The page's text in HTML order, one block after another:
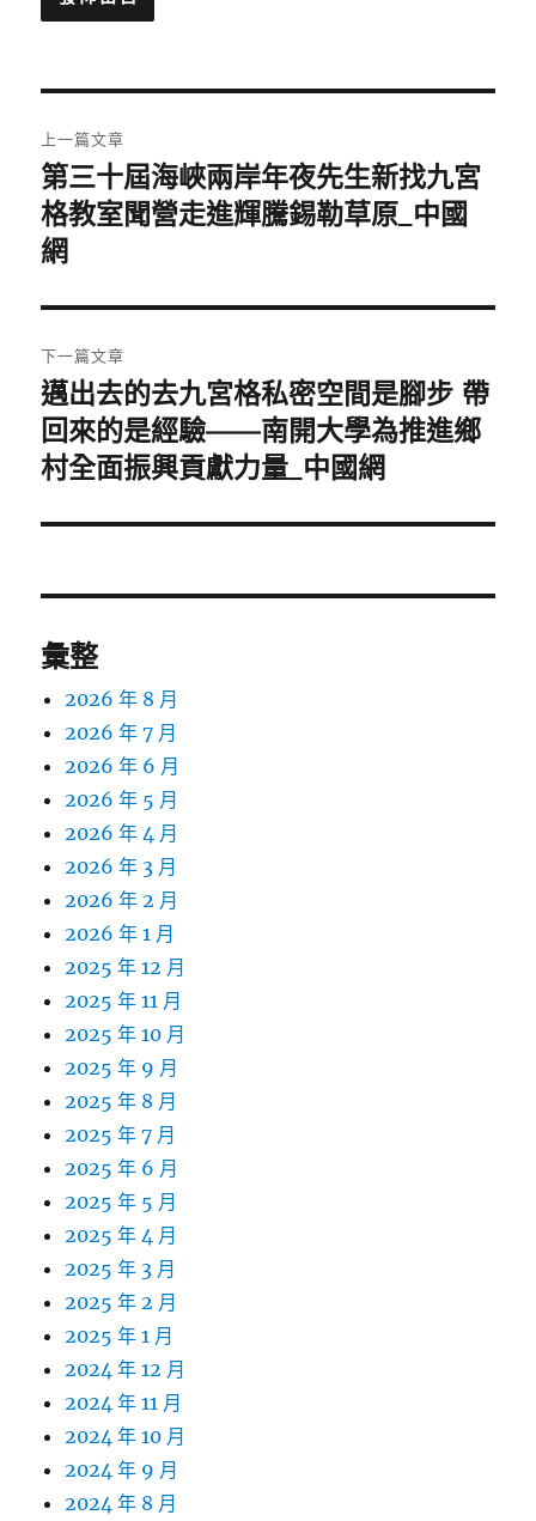
章
導
覽
上一篇文章
上
一
篇
章:
第三十屆海峽兩岸年夜先生新找九宮
格教室聞營走進輝騰錫勒草原_中國
網
下一篇文章
下
一
篇
章:
邁出去的去九宮格私密空間是腳步 帶
回來的是經驗——南開大學為推進鄉
村全面振興貢獻力量_中國網
彙整
2026 年 8 月
2026 年 7 月
2026 年 6 月
2026 年 5 月
2026 年 4 月
2026 年 3 月
2026 年 2 月
2026 年 1 月
2025 年 12 月
2025 年 11 月
2025 年 10 月
2025 年 9 月
2025 年 8 月
2025 年 7 月
2025 年 6 月
2025 年 5 月
2025 年 4 月
2025 年 3 月
2025 年 2 月
2025 年 1 月
2024 年 12 月
2024 年 11 月
2024 年 10 月
2024 年 9 月
2024 年 8 月